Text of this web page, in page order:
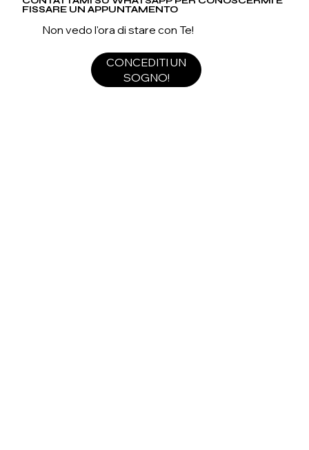
FISSARE UN APPUNTAMENTO
Non vedo l'ora di stare con Te!
CONCEDITI UN
SOGNO!